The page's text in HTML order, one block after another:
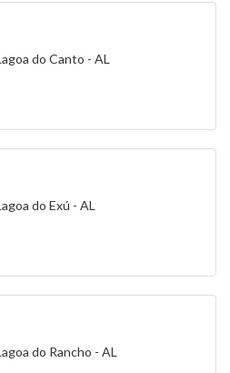
do Canto - AL
do Exú - AL
do Rancho - AL